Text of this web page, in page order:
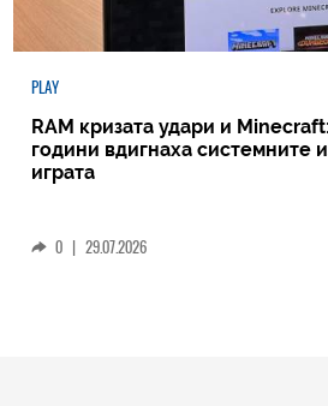
PLAY
RAM кризата удари и
години вдигнаха системните
играта
0 | 29.07.2026